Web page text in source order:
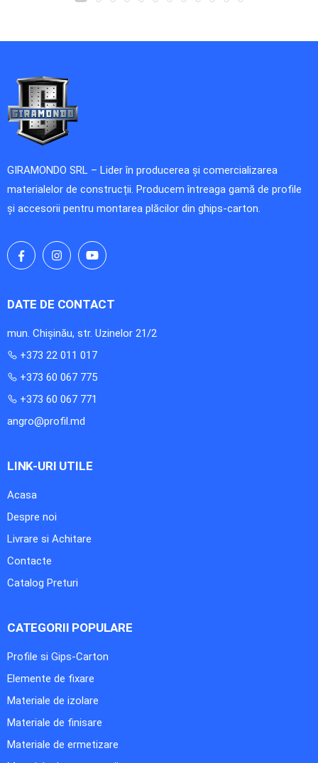
GIRAMONDO SRL – Lider în producerea și comercializarea
materialelor de construcții. Producem întreaga gamă de profile
și accesorii pentru montarea plăcilor din ghips-carton.
DATE DE CONTACT
mun. Chișinău, str. Uzinelor 21/2
+373 22 011 017
+373 60 067 775
+373 60 067 771
angro@profil.md
LINK-URI UTILE
Acasa
Despre noi
Livrare si Achitare
Contacte
Catalog Preturi
CATEGORII POPULARE
Profile si Gips-Carton
Elemente de fixare
Materiale de izolare
Materiale de finisare
Materiale de ermetizare